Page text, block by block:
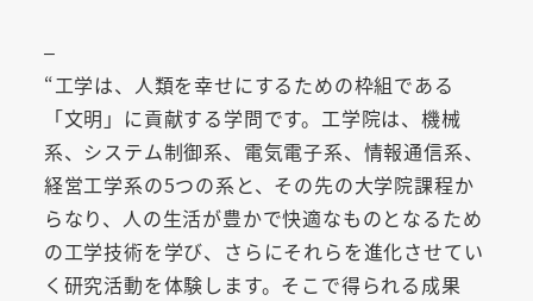
–
“工学は、人類を幸せにするための枠組である
「文明」に貢献する学問です。工学院は、機械
系、システム制御系、電気電子系、情報通信系、
経営工学系の5つの系と、その先の大学院課程か
らなり、人の生活が豊かで快適なものとなるため
の工学技術を学び、さらにそれらを進化させてい
く研究活動を体験します。そこで得られる成果